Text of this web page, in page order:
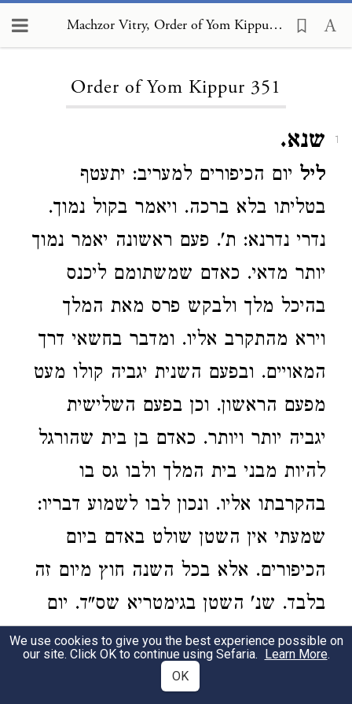
Machzor Vitry, Order of Yom Kippur 351
Order of Yom Kippur 351
1 שנא.
ליל יום הכיפורים למעריב: יתעטף
בטליתו בלא ברכה. ויאמר בקול נמוך.
נדרי נדרנא: ת'. פעם ראשונה יאמר נמוך
יותר מדאי. כאדם שמשתומם ליכנס
בהיכל מלך ולבקש פרס מאת המלך
וירא מהתקרב אליו. ומדבר בחשאי דרך
המאויים. ובפעם השנית יגביה קולו מעט
מפעם הראשון. וכן בפעם השלישית
יגביה יותר ויותר. כאדם בן בית שהורגל
להיות מבני בית המלך ולבו גס בו
בהקרבתו אליו. ונכון לבו לשמוע דבריו:
שמעתי אין השטן שולט באדם ביום
הכיפורים. אלא בכל השנה חוץ מיום זה
בלבד. שנ' השטן בגימטריא שס"ד. יום
אחד חסר ממניין ימות החמה. אמ' לו
הקב"ה לבקר משפט. כיון שהגיע יום
We use cookies to give you the best experience possible on
our site. Click OK to continue using Sefaria. Learn More.
OK